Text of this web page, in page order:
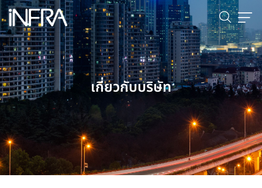
เกี่ยวกับบริษัท